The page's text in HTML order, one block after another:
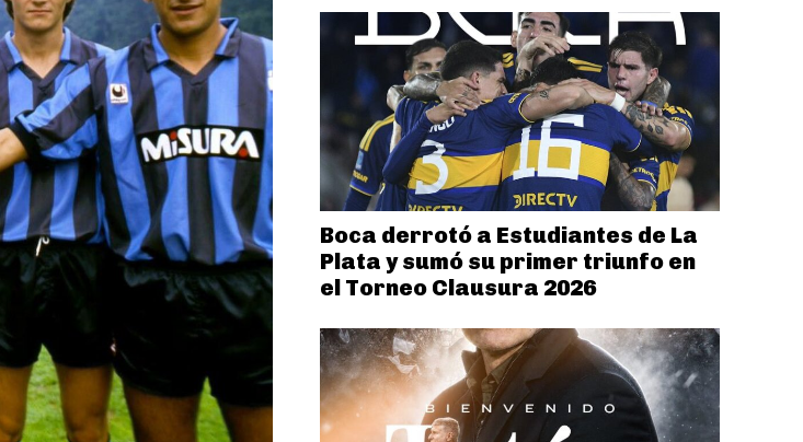
Boca derrotó a Estudiantes de La
Plata y sumó su primer triunfo en
el Torneo Clausura 2026